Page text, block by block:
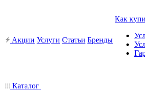
Акции Услуги Статьи Бренды
Как
Каталог